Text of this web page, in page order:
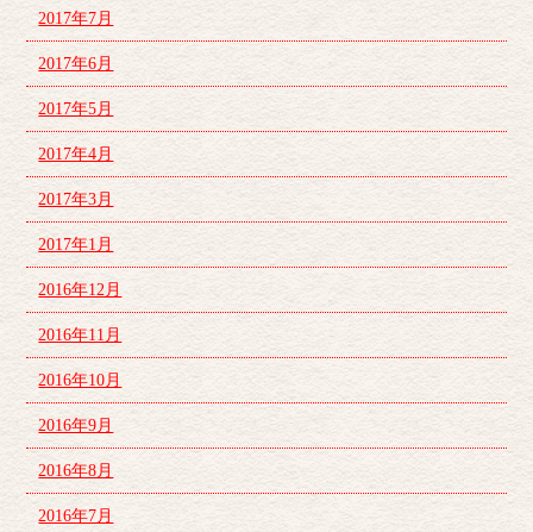
2017年7月
2017年6月
2017年5月
2017年4月
2017年3月
2017年1月
2016年12月
2016年11月
2016年10月
2016年9月
2016年8月
2016年7月